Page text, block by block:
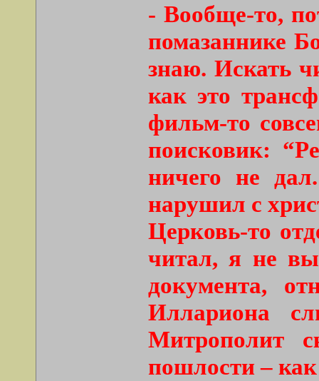
- Вообще-то,
помазаннике
знаю. Искать
как это
фильм-то
поисковик:
ничего не
нарушил с
Церковь-то
читал, я не
документа,
Иллариона
Митрополит
пошлости –